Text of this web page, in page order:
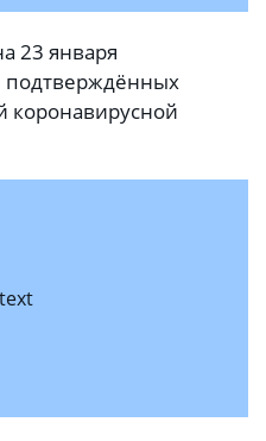
23 января
подтверждённых
коронавирусной